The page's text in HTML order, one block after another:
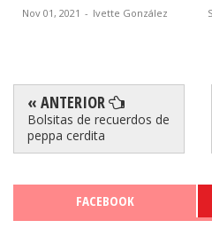
Sept 08, 2021 - Ivette González
« ANTERIOR
Bolsitas de recuerdos de
peppa cerdita
FACEBOOK